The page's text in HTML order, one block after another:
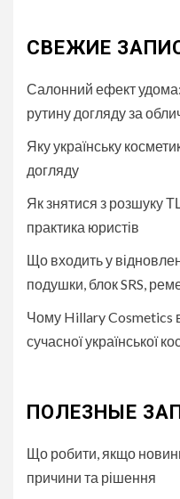
СВЕЖИЕ
Салонний ефект
рутину догляду за
Яку українську
догляду
Як знятися з розшуку
практика юристів
Що входить у
подушки, блок SRS,
Чому Hillary Cosmetics
сучасної української
ПОЛЕЗНЫЕ
Що робити, якщо
причини та рішення